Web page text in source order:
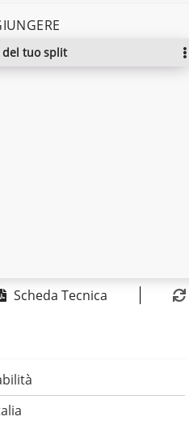
del tuo split
Scheda Tecnica